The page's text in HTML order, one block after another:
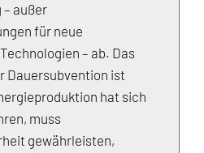
außer
für neue
– ab. Das
Dauersubvention ist
hat sich
muss
gewährleisten,